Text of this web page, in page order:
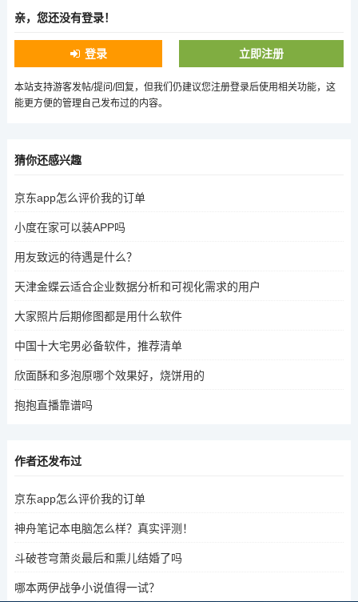
亲，您还没有登录！
登录 立即注册
本站支持游客发帖/提问/回复，但我们仍建议您注册登录后使用相关功能，这
能更方便的管理自己发布过的内容。
猜你还感兴趣
京东app怎么评价我的订单
小度在家可以装APP吗
用友致远的待遇是什么？
天津金蝶云适合企业数据分析和可视化需求的用户
大家照片后期修图都是用什么软件
中国十大宅男必备软件，推荐清单
欣面酥和多泡原哪个效果好，烧饼用的
抱抱直播靠谱吗
作者还发布过
京东app怎么评价我的订单
神舟笔记本电脑怎么样？真实评测！
斗破苍穹萧炎最后和熏儿结婚了吗
哪本两伊战争小说值得一试？